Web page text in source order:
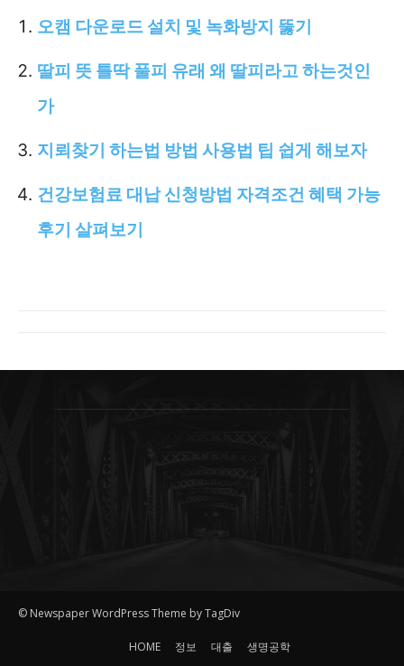
오캠 다운로드 설치 및 녹화방지 뚫기
딸피 뜻 틀딱 풀피 유래 왜 딸피라고 하는것인
가
지뢰찾기 하는법 방법 사용법 팁 쉽게 해보자
건강보험료 대납 신청방법 자격조건 혜택 가능
후기 살펴보기
© Newspaper WordPress Theme by TagDiv
HOME 정보 대출 생명공학